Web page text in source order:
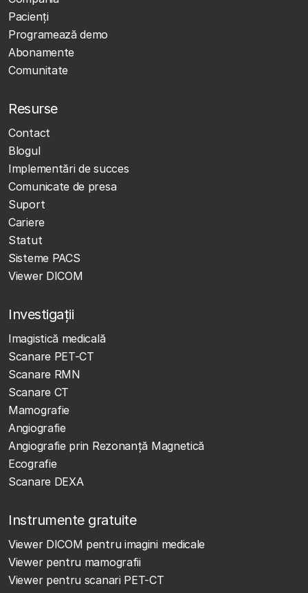
Pacienți
Programează demo
Abonamente
Comunitate
Resurse
Contact
Blogul
Implementări de succes
Comunicate de presa
Suport
Cariere
Statut
Sisteme PACS
Viewer DICOM
Investigații
Imagistică medicală
Scanare PET-CT
Scanare RMN
Scanare CT
Mamografie
Angiografie
Angiografie prin Rezonanță Magnetică
Ecografie
Scanare DEXA
Instrumente gratuite
Viewer DICOM pentru imagini medicale
Viewer pentru mamografii
Viewer pentru scanari PET-CT